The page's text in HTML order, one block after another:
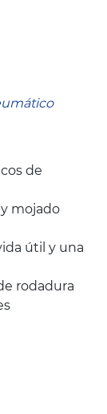
de
mojado
útil y una
rodadura